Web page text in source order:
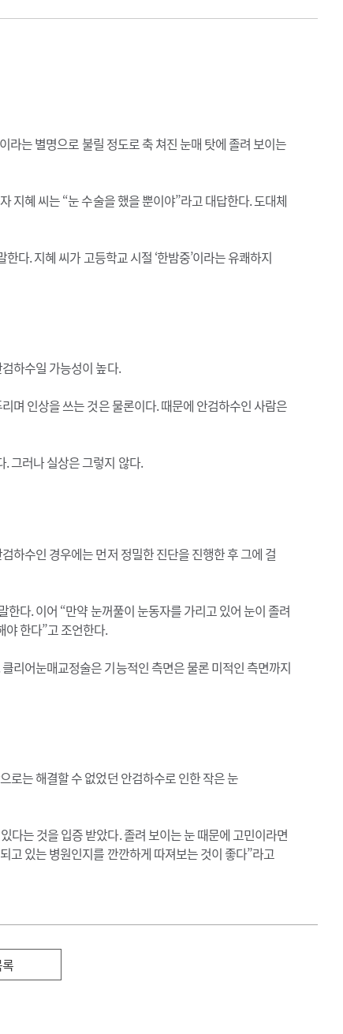
라는 별명으로 불릴 정도로 축 쳐진 눈매 탓에 졸려 보이는
지혜 씨는 “눈 수술을 했을 뿐이야”라고 대답한다. 도대체
다. 지혜 씨가 고등학교 시절 ‘한밤중’이라는 유쾌하지
하수일 가능성이 높다.
며 인상을 쓰는 것은 물론이다. 때문에 안검하수인 사람은
그러나 실상은 그렇지 않다.
하수인 경우에는 먼저 정밀한 진단을 진행한 후 그에 걸
다. 이어 “만약 눈꺼풀이 눈동자를 가리고 있어 눈이 졸려
야 한다”고 조언한다.
리어눈매교정술은 기능적인 측면은 물론 미적인 측면까지
로는 해결할 수 없었던 안검하수로 인한 작은 눈
다는 것을 입증 받았다. 졸려 보이는 눈 때문에 고민이라면
고 있는 병원인지를 깐깐하게 따져보는 것이 좋다”라고